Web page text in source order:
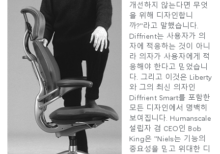
개선하지 않는다면 무엇
을 위해 디자인합니
까?"라고 말했습니다.
Diffrient는 사용자가 의
자에 적응하는 것이 아니
라 의자가 사용자에게 적
응해야 한다고 믿었습니
다. 그리고 이것은 Liberty
와 그의 최신 의자인
Diffrient Smart를 포함한
모든 디자인에서 명백히
보여집니다. Humanscale
설립자 겸 CEO인 Bob
King은 "Niels는 기능의
중요성을 믿고 위대한 디